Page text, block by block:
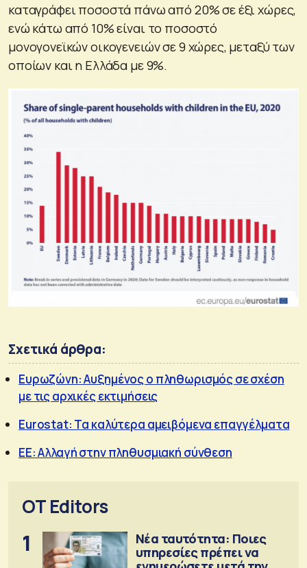
καταγράφει ποσοστά πάνω από 20% σε έξι χώρες,
ενώ κάτω από 10% είναι το ποσοστό
μονογονεϊκών οικογενειών σε 9 χώρες, μεταξύ των
οποίων και η Ελλάδα με 9%.
Σχετικά άρθρα:
Ευρωζώνη: Αυξημένος ο πληθωρισμός σε σχέση
με τις αρχικές εκτιμήσεις
Eurostat: Τα καλύτερα αμειβόμενα επαγγέλματα
ΕΕ: Αλλαγή στην πληθυσμιακή σύνθεση
OT Editors
1
Νέα ταυτότητα: Ποιες
υπηρεσίες πρέπει να